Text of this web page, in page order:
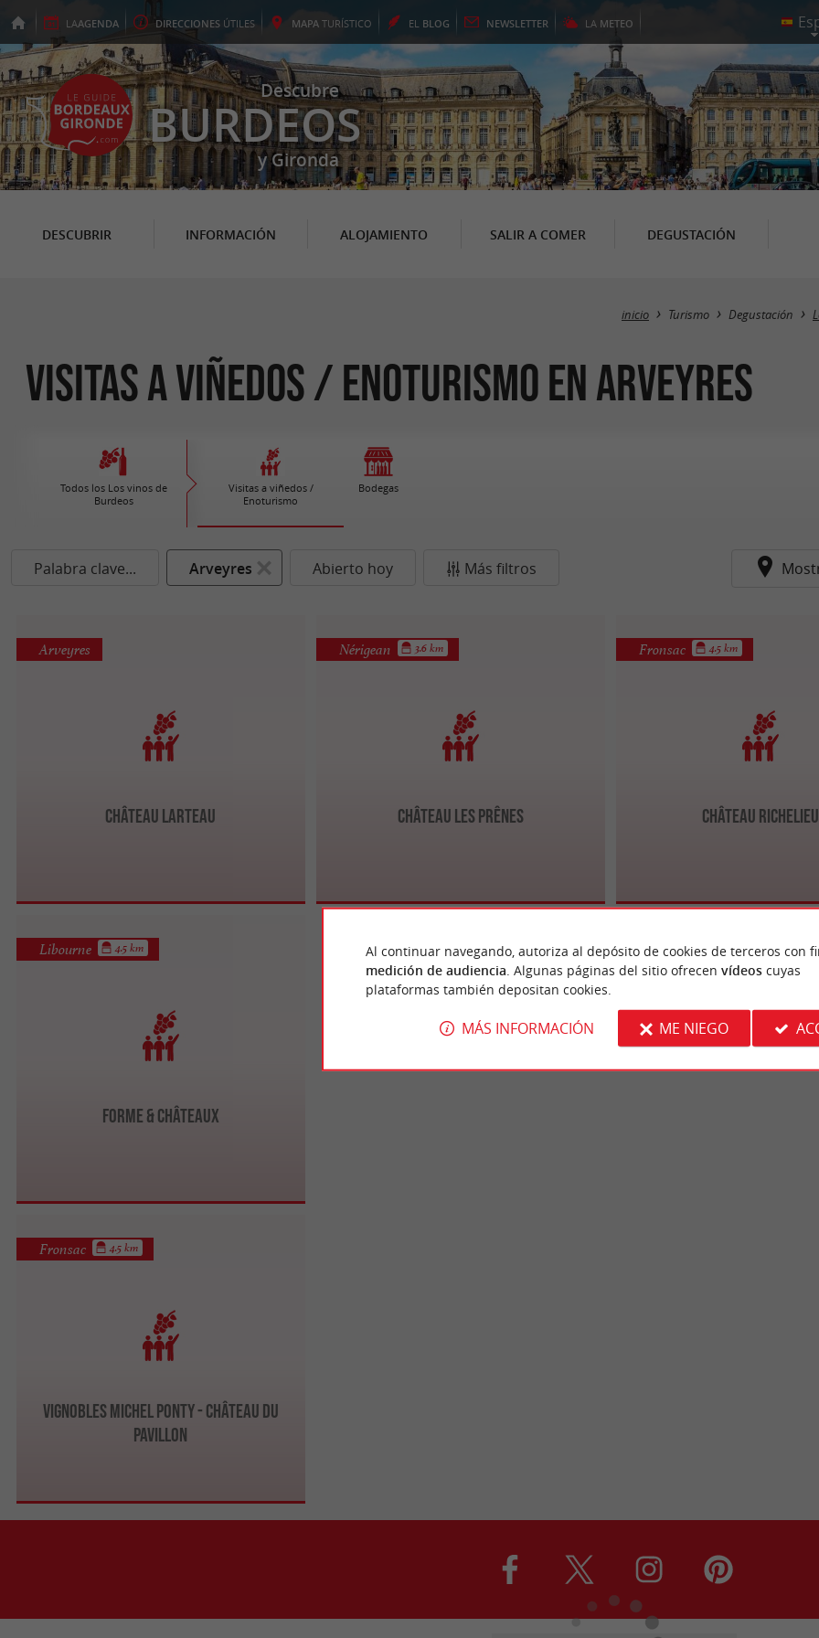
LAAGENDA DIRECCIONES ÚTILES MAPA TURÍSTICO EL BLOG NEWSLETTER LA METEO
Descubre
BURDEOS
y Gironda
DESCUBRIR INFORMACIÓN ALOJAMIENTO SALIR A COMER DEGUSTACIÓN
inicio Turismo Degustación
Visitas a viñedos / Enoturismo en Arveyres
Todos los Los vinos de
Burdeos
Visitas a viñedos /
Enoturismo
Bodegas
Palabra clave... Arveyres Abierto hoy Más filtros
Château Larteau
Arveyres
Château Les Prênes
Nérigean 3.6 km
Château Richelieu
Fronsac 4.5 km
Forme & Châteaux
Libourne 4.5 km
Vignobles Michel Ponty - Château Du
Pavillon
Fronsac 4.5 km
Al continuar navegando, autoriza al depósito de cookies de terceros con
medición de audiencia . Algunas páginas del sitio ofrecen vídeoscuyas
plataformas también depositan cookies.
MÁS INFORMACIÓN ME NIEGO